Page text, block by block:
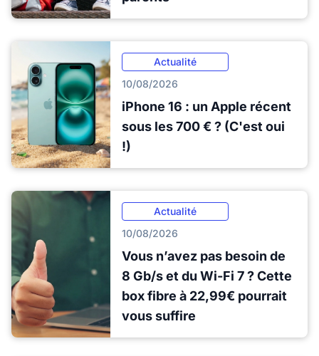
Actualité
10/08/2026
iPhone 16 : un Apple récent
sous les 700 € ? (C'est oui
!)
Actualité
10/08/2026
Vous n’avez pas besoin de
8 Gb/s et du Wi-Fi 7 ? Cette
box fibre à 22,99€ pourrait
vous suffire